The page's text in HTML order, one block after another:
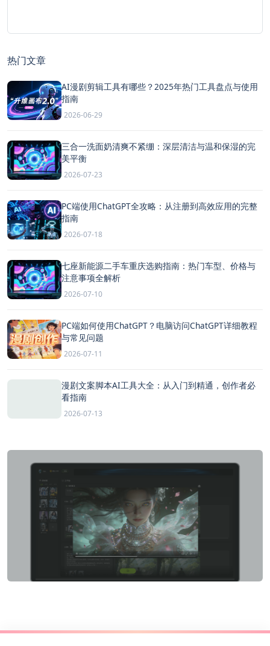
热门文章
AI漫剧剪辑工具有哪些？2025年热门工具盘点与使用
指南
2026-06-29
三合一洗面奶清爽不紧绷：深层清洁与温和保湿的完
美平衡
2026-07-23
PC端使用ChatGPT全攻略：从注册到高效应用的完整
指南
2026-07-18
七座新能源二手车重庆选购指南：热门车型、价格与
注意事项全解析
2026-07-10
PC端如何使用ChatGPT？电脑访问ChatGPT详细教程
与常见问题
2026-07-11
漫剧文案脚本AI工具大全：从入门到精通，创作者必
看指南
2026-07-13